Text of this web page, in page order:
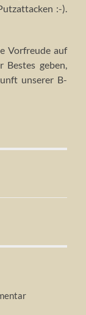
:-).
Vorfreude auf
Bestes geben,
unserer B-